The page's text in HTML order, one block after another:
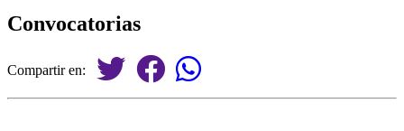
Convocatorias
Compartir en: